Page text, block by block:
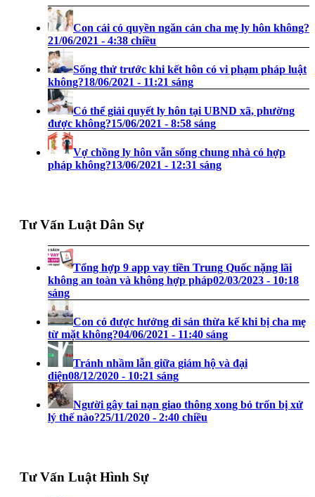
Con cái có quyền ngăn cản cha mẹ ly hôn không?
21/06/2021 - 4:38 chiều
Sống thử trước khi kết hôn có vi phạm pháp luật
không?18/06/2021 - 11:21 sáng
Có thể giải quyết ly hôn tại UBND xã, phường
được không?15/06/2021 - 8:58 sáng
Vợ chồng ly hôn vẫn sống chung nhà có hợp
pháp không?13/06/2021 - 12:31 sáng
Tư Vấn Luật Dân Sự
Tổng hợp 9 app vay tiền Trung Quốc nặng lãi
không an toàn và không hợp pháp02/03/2023 - 10:18
sáng
Con có được hưởng di sản thừa kế khi bị cha mẹ
từ mặt không?04/06/2021 - 11:40 sáng
Tránh nhầm lẫn giữa giám hộ và đại
diện08/12/2020 - 10:21 sáng
Người gây tai nạn giao thông xong bỏ trốn bị xử
lý thế nào?25/11/2020 - 2:40 chiều
Tư Vấn Luật Hình Sự